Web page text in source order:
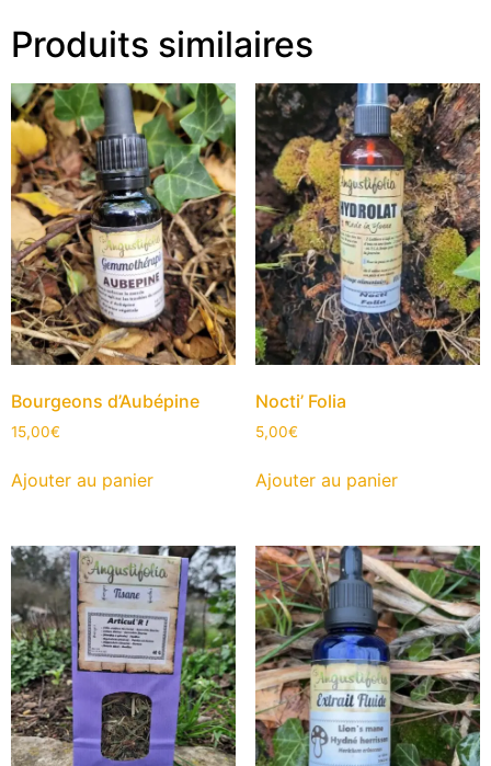
Produits similaires
Bourgeons d’Aubépine
15,00€
Ajouter au panier
Nocti’ Folia
5,00€
Ajouter au panier